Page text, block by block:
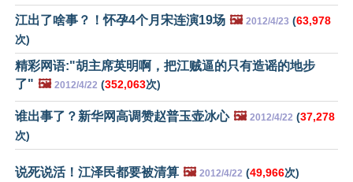
江出了啥事？！怀孕4个月宋连演19场 🖼️ 2012/4/23 (63,978
次)
精彩网语:"胡主席英明啊，把江贼逼的只有造谣的地步
了" 🖼️ 2012/4/22 (352,063次)
谁出事了？新华网高调赞赵普玉壶冰心 🖼️ 2012/4/22 (37,278
次)
说死说活！江泽民都要被清算 🖼️ 2012/4/22 (49,966次)